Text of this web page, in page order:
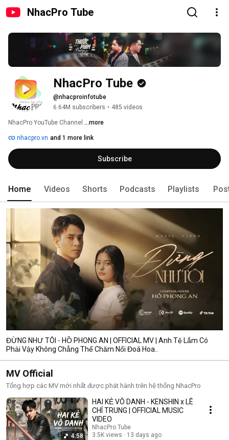
NhacPro Tube
NhacPro Tube
@nhacproinfotube
6.64M subscribers • 485 videos
NhacPro YouTube Channel ...more
nhacpro.vn and 1 more link
Subscribe
Home Videos Shorts Podcasts Playlists
ĐỪNG NHƯ TÔI - HỒ PHONG AN | OFFICIAL MV | Anh Tệ Lắm Có
Phải Vậy Không Chẳng Thể Chăm Nổi Đoá Hoa..
MV Official
Tổng hợp các MV mới nhất được phát hành trên hệ thống NhacPro
4:58
HAI KẺ VÔ DANH - KENSHIN x LÊ
CHÍ TRUNG | OFFICIAL MUSIC
VIDEO
NhacPro Tube
3.5K views
13 days ago